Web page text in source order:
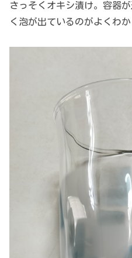
さっそくオキシ漬け。容器
く泡が出ているのがよくわか